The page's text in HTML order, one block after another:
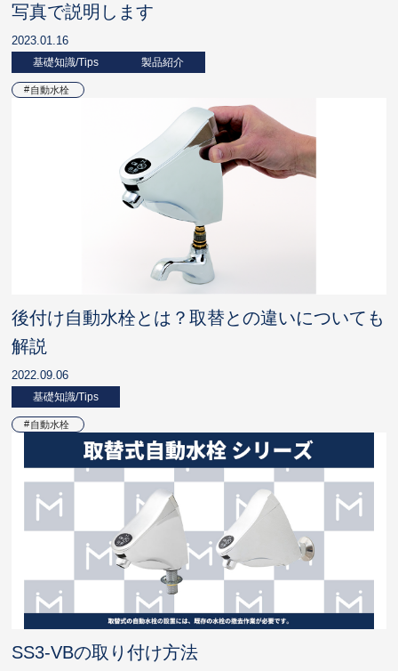
写真で説明します
2023.01.16
基礎知識/Tips 製品紹介
自動水栓
後付け自動水栓とは？取替との違いについても
解説
2022.09.06
基礎知識/Tips
自動水栓
SS3-VBの取り付け方法